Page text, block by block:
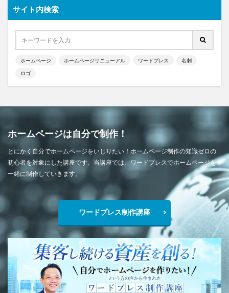
サイト内検索
ホームページ ホームページリニューアル ワードプレス 名刺
ロゴ
ホームページは自分で制作！
とにかく自分でホームページをいじりたい！ホームページ制作の知識ゼロの
初心者を対象にした講座です。当講座では、ワードプレスでホームページを
一緒に制作していきます。
ワードプレス制作講座